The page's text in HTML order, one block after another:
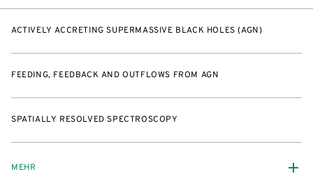
ACTIVELY ACCRETING SUPERMASSIVE BLACK HOLES (AGN)
FEEDING, FEEDBACK AND OUTFLOWS FROM AGN
SPATIALLY RESOLVED SPECTROSCOPY
MEHR